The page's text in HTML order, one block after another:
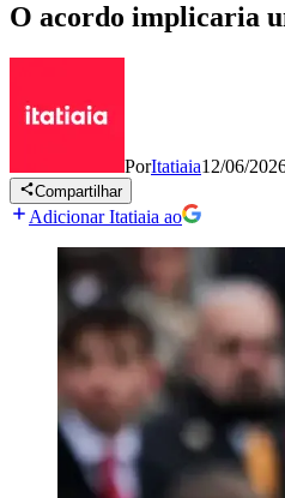
O acordo implicaria
PorItatiaia12/06/
Compartilhar
Adicionar Itatiaia ao